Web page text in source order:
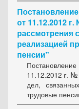
от 11.12.2012
рассмотрения
реализацией
пенсии"
11.12.2012 г. №
дел,
трудовые